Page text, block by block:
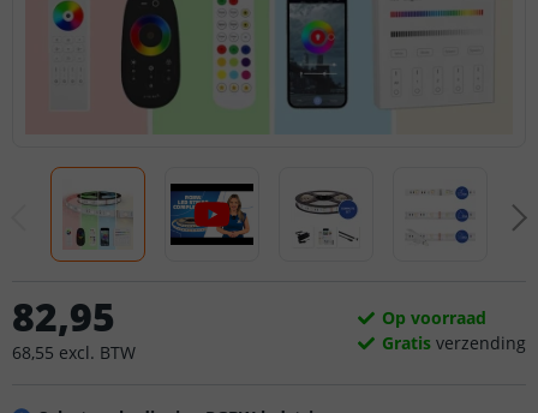
82,95
68,55 excl. BTW
Op voorraad
Gratis verzending